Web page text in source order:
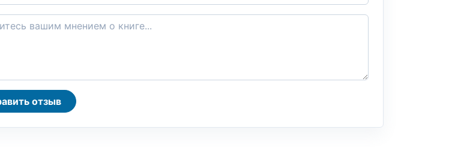
Отправить отзыв